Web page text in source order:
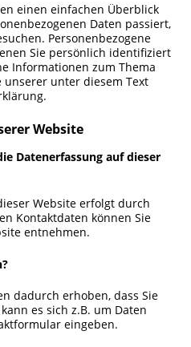
einen einfachen Überblick
Daten passiert,
Personenbezogene
Sie persönlich identifiziert
Informationen zum Thema
unserer unter diesem Text
Website
Datenerfassung auf dieser
Website erfolgt durch
Kontaktdaten können Sie
entnehmen.
dadurch erhoben, dass Sie
es sich z.B. um Daten
eingeben.